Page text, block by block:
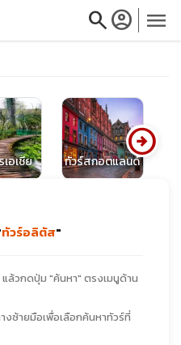
searchaccount_circle menu
close
อเชีย ทัวร์สกอตแลนด์
arrow_circle_right
ทัวร์อลิตัส"
ล้วกดปุ่ม "ค้นหา" ตรงเมนูด้าน
ซ้ายมือเพื่อเลือกค้นหาทัวร์ที่